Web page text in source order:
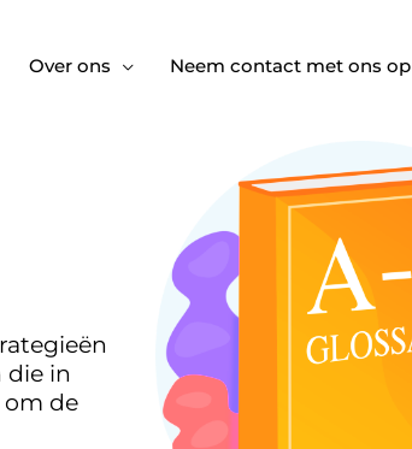
Over ons Neem contact met ons op
die in
de